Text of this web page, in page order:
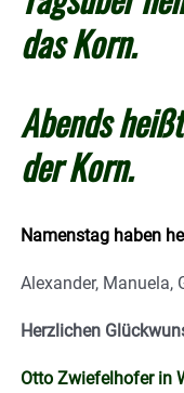
das Korn.
Abends
der Korn.
Namenstag haben
Alexander, Manuela,
Herzlichen
Otto Zwiefelhofer in